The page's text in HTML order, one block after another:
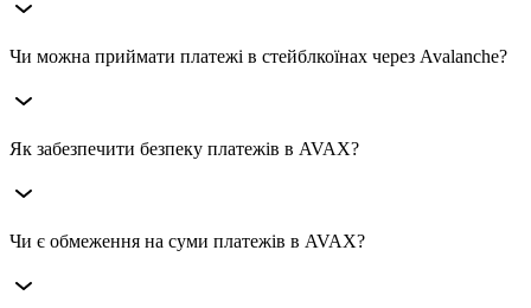
Транзакції в Avalanche (AVAX) виконуються за секунди
мережу однією з найшвидших серед криптовалютних
Чи можна приймати платежі в стейблкоїнах через Avalanche?
Так, AVAX підтримує USDT, USDC та інші стейблкоїни, що
Як забезпечити безпеку платежів в AVAX?
Avalanche використовує децентралізовану архітектуру та
рівень безпеки.
Чи є обмеження на суми платежів в AVAX?